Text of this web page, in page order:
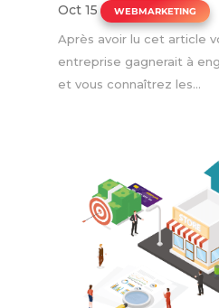
Oct 15 | WEBMARKETING
Après avoir lu cet article
entreprise gagnerait à
et vous connaîtrez les...